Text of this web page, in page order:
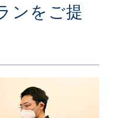
ンをご提